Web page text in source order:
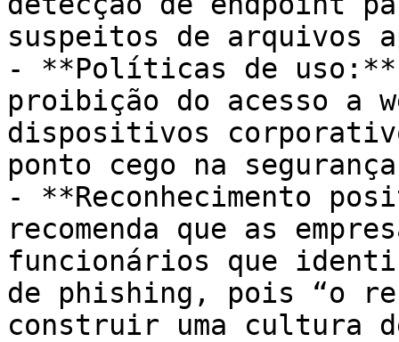
suspeitos de arquivos
- **Políticas de uso:**
proibição do acesso a
dispositivos
ponto cego na
- **Reconhecimento
recomenda que as
funcionários que
de phishing, pois “o
construir uma cultura